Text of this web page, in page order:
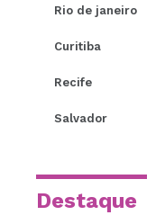
Rio de janeiro
Curitiba
Recife
Salvador
Destaque